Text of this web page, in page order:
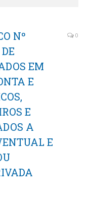
Nº
EM
E
E
A
E
0